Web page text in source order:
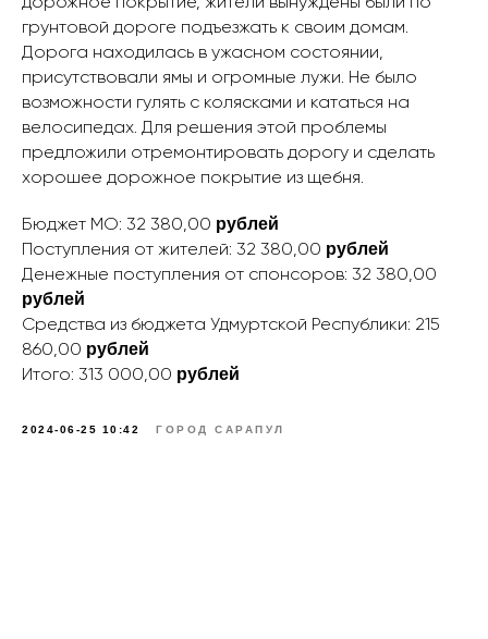
грунтовой дороге подъезжать к своим домам.
Дорога находилась в ужасном состоянии,
присутствовали ямы и огромные лужи. Не было
возможности гулять с колясками и кататься на
велосипедах. Для решения этой проблемы
предложили отремонтировать дорогу и сделать
хорошее дорожное покрытие из щебня.
Бюджет МО: 32 380,00 рублей
Поступления от жителей: 32 380,00 рублей
Денежные поступления от спонсоров: 32 380,00
рублей
Средства из бюджета Удмуртской Республики: 215
860,00 рублей
Итого: 313 000,00 рублей
2024-06-25 10:42 ГОРОД САРАПУЛ